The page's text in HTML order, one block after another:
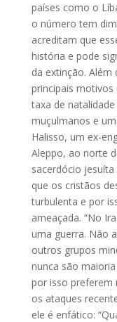
países como o
o número tem
acreditam que
história e pode
da extinção. Além
principais
taxa de
muçulmanos e
Halisso, um ex-
Aleppo, ao norte
sacerdócio
que os cristãos
turbulenta e por
ameaçada. “No
uma guerra. Não
outros grupos
nunca são
por isso preferem
os ataques
ele é enfático: